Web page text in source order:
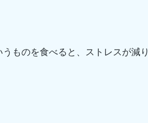
ものを食べると、ストレスが減り